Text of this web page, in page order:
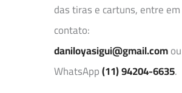
das tiras e cartuns, entre em
contato:
daniloyasigui@gmail.comou
WhatsApp(11) 94204-6635.